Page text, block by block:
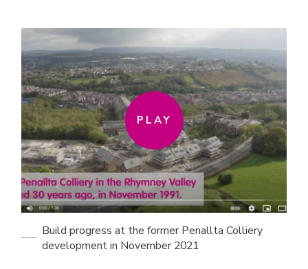
PLAY
Build progress at the former Penallta Colliery
development in November 2021